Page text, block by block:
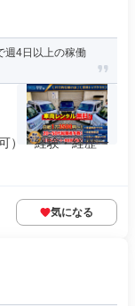
週4日以上の稼働
） * 経験・経歴一
気になる